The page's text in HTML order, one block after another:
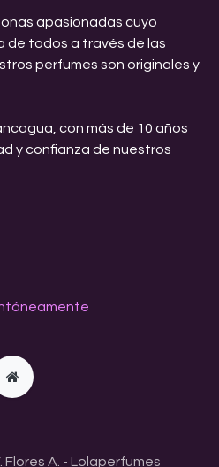
apasionadas cuyo
de todos a través de las
perfumes son originales y
con más de 10 años
y confianza de nuestros
Flores A. - Lolaperfumes